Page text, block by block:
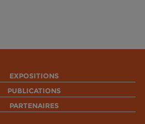
EXPOSITIONS
PUBLICATIONS
PARTENAIRES